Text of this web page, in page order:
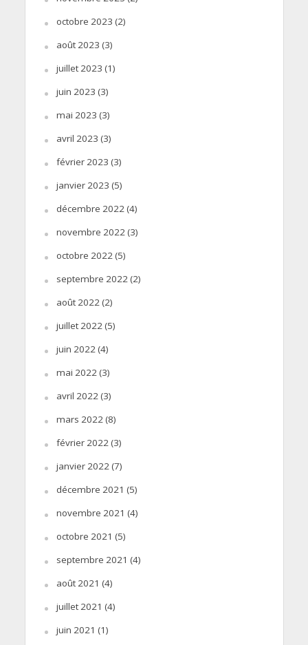
octobre 2023 (2)
août 2023 (3)
juillet 2023 (1)
juin 2023 (3)
mai 2023 (3)
avril 2023 (3)
février 2023 (3)
janvier 2023 (5)
décembre 2022(4)
novembre 2022(3)
octobre 2022(5)
septembre 2022(2)
août 2022(2)
juillet 2022(5)
juin 2022(4)
mai 2022(3)
avril 2022(3)
mars 2022(8)
février 2022(3)
janvier 2022(7)
décembre 2021 (5)
novembre 2021 (4)
octobre 2021 (5)
septembre 2021 (4)
août 2021 (4)
juillet 2021 (4)
juin 2021 (1)